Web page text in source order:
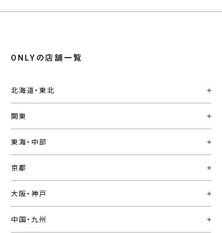
ONLYの店舗一覧
北海道・東北
関東
東海・中部
京都
大阪・神戸
中国・九州